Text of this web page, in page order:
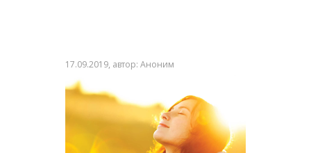
17.09.2019, автор: Аноним